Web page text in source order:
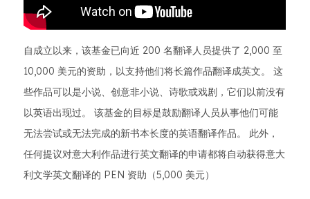
自成立以来，该基金已向近 200 名翻译人员提供了 2,000 至
10,000 美元的资助，以支持他们将长篇作品翻译成英文。 这
些作品可以是小说、创意非小说、诗歌或戏剧，它们以前没有
以英语出现过。 该基金的目标是鼓励翻译人员从事他们可能
无法尝试或无法完成的新书本长度的英语翻译作品。 此外，
任何提议对意大利作品进行英文翻译的申请都将自动获得意大
利文学英文翻译的 PEN 资助（5,000 美元）